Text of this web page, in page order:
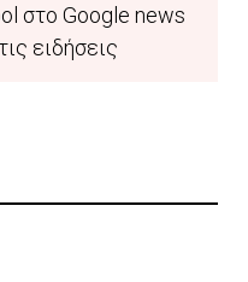
στο Google news
ειδήσεις